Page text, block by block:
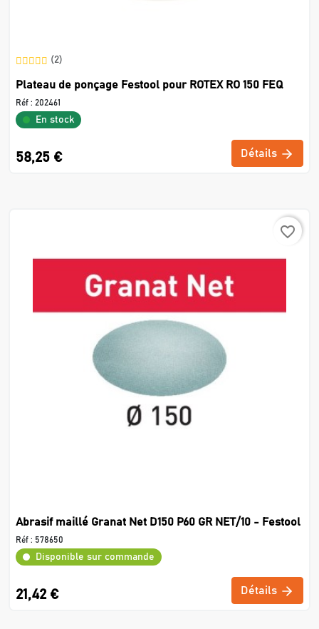
(2)
Plateau de ponçage Festool pour ROTEX RO 150 FEQ
Réf : 202461
En stock
58,25 € Détails
favorite_border
Abrasif maillé Granat Net D150 P60 GR NET/10 - Festool
Réf : 578650
Disponible sur commande
21,42 € Détails